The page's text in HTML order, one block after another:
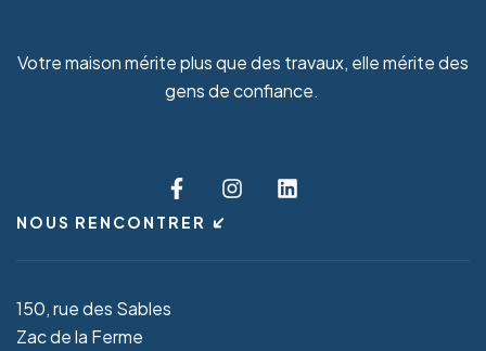
Votre maison mérite plus que des travaux, elle mérite des
gens de confiance.
NOUS RENCONTRER
150, rue des Sables
Zac de la Ferme